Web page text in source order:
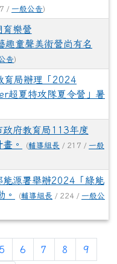
/ 一般公告)
育樂營
童聲美術營尚有名
告)
育局辦理「2024
超夏特攻隊夏令營」暑
政府教育局113年度
。
(輔導組長 / 217 / 一般
能源署舉辦2024「綠能
。
(輔導組長 / 224 / 一般公
5 6 7 8 9